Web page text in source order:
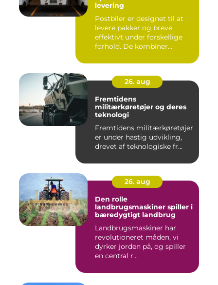
levering
Postbiler er designet til at
levere pakker og breve
effektivt under forskellige
forhold. De kombiner...
26. aug
Fremtidens
militærkøretøjer og deres
teknologi
Fremtidens militærkøretøjer
er under hastig udvikling,
drevet af teknologiske fr...
26. aug
Den rolle
landbrugsmaskiner spiller i
bæredygtigt landbrug
Landbrugsmaskiner har
revolutioneret måden, vi
dyrker jorden på, og spiller
en central r...